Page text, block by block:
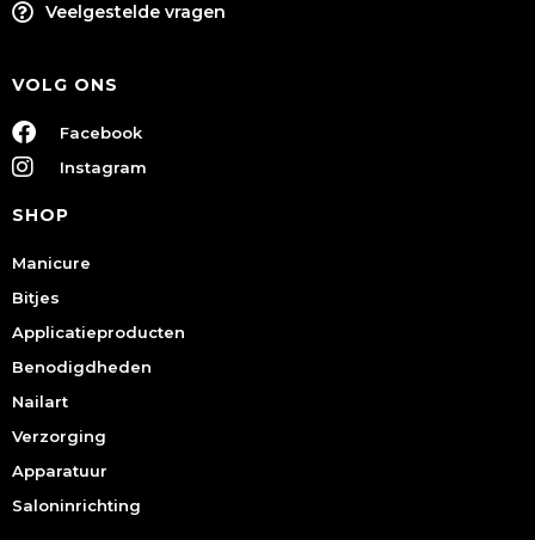
Veelgestelde vragen
VOLG ONS
Facebook
Instagram
SHOP
Manicure
Bitjes
Applicatieproducten
Benodigdheden
Nailart
Verzorging
Apparatuur
Saloninrichting